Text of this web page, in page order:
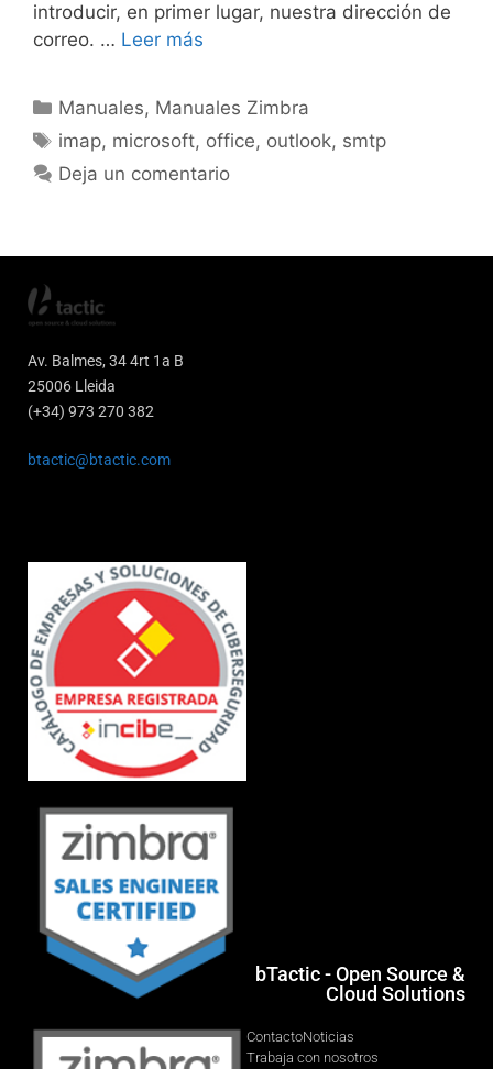
introducir, en primer lugar, nuestra dirección de
correo. … Leer más
Manuales, Manuales Zimbra
imap, microsoft, office, outlook, smtp
Deja un comentario
Av. Balmes, 34 4rt 1a B
25006 Lleida
(+34) 973 270 382
btactic@btactic.com
bTactic - Open Source &
Cloud Solutions
ContactoNoticias
Trabaja con nosotros